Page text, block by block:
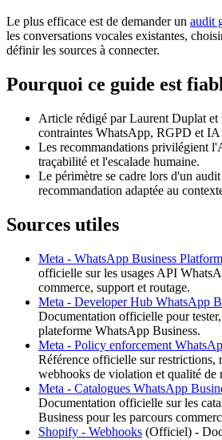
Le plus efficace est de demander un audit
les conversations vocales existantes,
définir les sources à connecter.
Pourquoi ce guide est
Article rédigé par Laurent Duplat et
contraintes WhatsApp, RGPD et IA
Les recommandations privilégient
traçabilité et l'escalade humaine.
Le périmètre se cadre lors d'un
recommandation adaptée au
Sources utiles
Meta - WhatsApp Business Platform
officielle sur les usages API
commerce, support et routage.
Meta - Developer Hub WhatsApp
Documentation officielle pour
plateforme WhatsApp Business.
Meta - Policy enforcement
Référence officielle sur restrictions,
webhooks de violation et qualité de
Meta - Catalogues WhatsApp
Documentation officielle sur les
Business pour les parcours
Shopify - Webhooks (Officiel) -